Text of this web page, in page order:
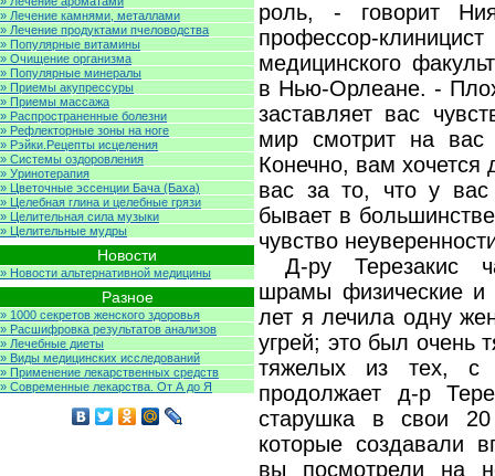
роль, - говорит
профессор-
медицинского
в Нью-Орлеане. -
заставляет вас
мир смотрит на вас
Конечно, вам хочется
вас за то, что у
бывает в
чувство
Д-ру Терезакис
шрамы физические и
лет я лечила одну
угрей; это был очень
тяжелых из тех, с
продолжает д-р
старушка в свои 20
которые создавали
вы посмотрели на
» Лечение камнями, металлами
» Лечение продуктами пчеловодства
» Популярные витамины
» Очищение организма
» Популярные минералы
» Приемы акупрессуры
» Приемы массажа
» Распространенные болезни
» Рефлекторные зоны на ноге
» Рэйки.Рецепты исцеления
» Системы оздоровления
» Уринотерапия
» Цветочные эссенции Бача (Баха)
» Целебная глина и целебные грязи
» Целительная сила музыки
» Целительные мудры
Новости
» Новости альтернативной медицины
Разное
» 1000 секретов женского здоровья
» Расшифровка результатов анализов
» Лечебные диеты
» Виды медицинских исследований
» Применение лекарственных средств
» Современные лекарства. От А до Я